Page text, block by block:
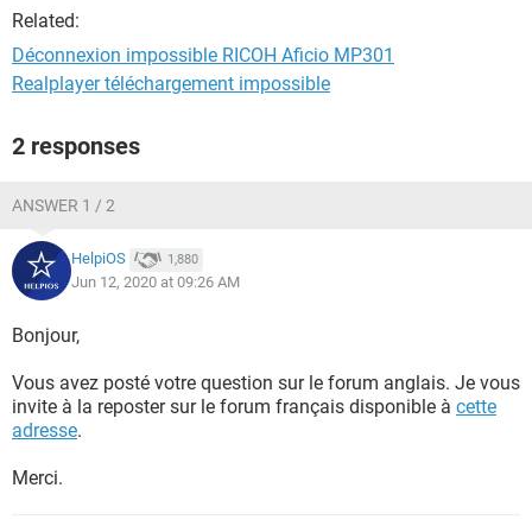
Même en appuyant sur le bouton de déconnexion, le compte
ne se déconnecte pas et ça ne demande pas une connexion.
Pouvez-vous m'aider s'il vous plait?
Related:
Déconnexion impossible RICOH Aficio MP301
Realplayer téléchargement impossible
2 responses
ANSWER 1 / 2
HelpiOS 1,880
Jun 12, 2020 at 09:26 AM
Bonjour,
Vous avez posté votre question sur le forum anglais. Je vous
invite à la reposter sur le forum français disponible à cette
adresse.
Merci.